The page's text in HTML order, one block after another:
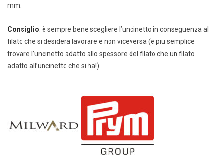
mm.
Consiglio: è sempre bene scegliere l’uncinetto in conseguenza al
filato che si desidera lavorare e non viceversa (è più semplice
trovare l’uncinetto adatto allo spessore del filato che un filato
adatto all’uncinetto che si ha!)